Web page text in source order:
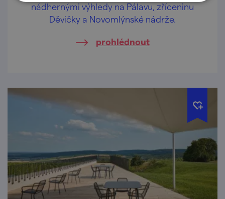
nádhernými výhledy na Pálavu, zříceninu
Děvičky a Novomlýnské nádrže.
prohlédnout